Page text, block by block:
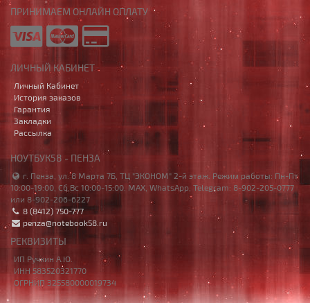
ПРИНИМАЕМ ОНЛАЙН ОПЛАТУ
ЛИЧНЫЙ КАБИНЕТ
Личный Кабинет
История заказов
Гарантия
Закладки
Рассылка
НОУТБУК58 - ПЕНЗА
г. Пенза, ул. 8 Марта 7Б, ТЦ "ЭКОНОМ" 2-й этаж. Режим работы: Пн-Пт
10:00-19:00, Сб,Вс 10:00-15:00. MAX, WhatsApp, Telegram: 8-902-205-0777
или 8-902-206-6227
8 (8412) 750-777
penza@notebook58.ru
РЕКВИЗИТЫ
ИП Ручкин А.Ю.
ИНН 583520321770
ОГРНИП 325580000019734